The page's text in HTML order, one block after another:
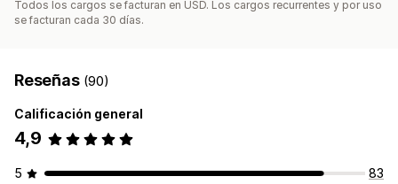
Todos los cargos se facturan en USD. Los cargos recurrentes y por uso
se facturan cada 30 días.
Reseñas (90)
Calificación general
4,9
5
83